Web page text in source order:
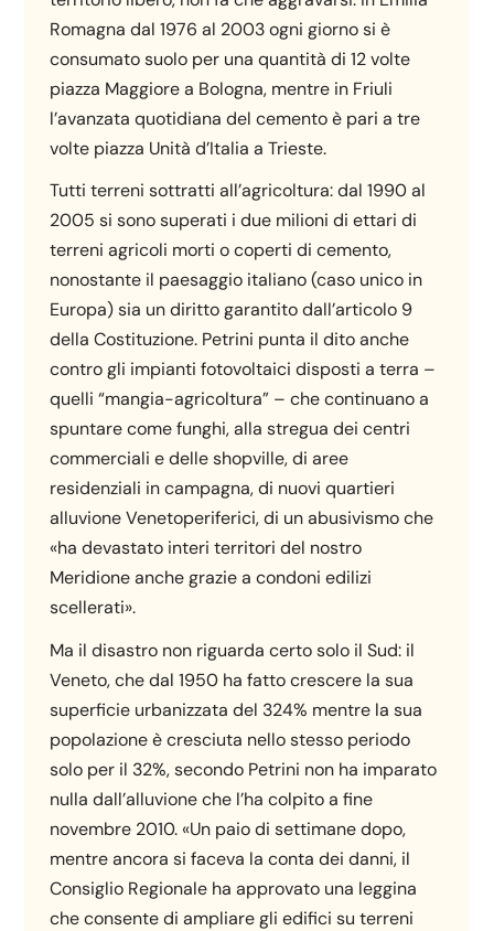
Romagna dal 1976 al 2003 ogni giorno si è
consumato suolo per una quantità di 12 volte
piazza Maggiore a Bologna, mentre in Friuli
l’avanzata quotidiana del cemento è pari a tre
volte piazza Unità d’Italia a Trieste.
Tutti terreni sottratti all’agricoltura: dal 1990 al
2005 si sono superati i due milioni di ettari di
terreni agricoli morti o coperti di cemento,
nonostante il paesaggio italiano (caso unico in
Europa) sia un diritto garantito dall’articolo 9
della Costituzione. Petrini punta il dito anche
contro gli impianti fotovoltaici disposti a terra –
quelli “mangia-agricoltura” – che continuano a
spuntare come funghi, alla stregua dei centri
commerciali e delle shopville, di aree
residenziali in campagna, di nuovi quartieri
alluvione Venetoperiferici, di un abusivismo che
«ha devastato interi territori del nostro
Meridione anche grazie a condoni edilizi
scellerati».
Ma il disastro non riguarda certo solo il Sud: il
Veneto, che dal 1950 ha fatto crescere la sua
superficie urbanizzata del 324% mentre la sua
popolazione è cresciuta nello stesso periodo
solo per il 32%, secondo Petrini non ha imparato
nulla dall’alluvione che l’ha colpito a fine
novembre 2010. «Un paio di settimane dopo,
mentre ancora si faceva la conta dei danni, il
Consiglio Regionale ha approvato una leggina
che consente di ampliare gli edifici su terreni